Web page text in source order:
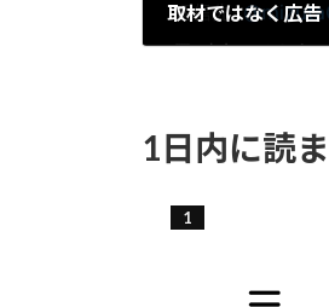
取材ではなく広告
1日内に読